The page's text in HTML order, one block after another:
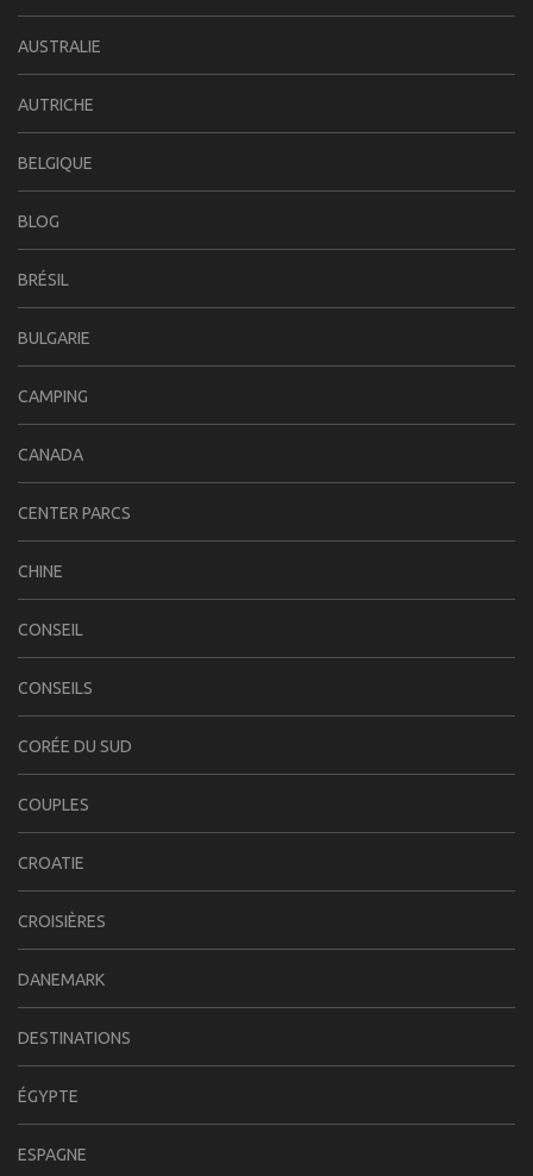
AUSTRALIE
AUTRICHE
BELGIQUE
BLOG
BRÉSIL
BULGARIE
CAMPING
CANADA
CENTER PARCS
CHINE
CONSEIL
CONSEILS
CORÉE DU SUD
COUPLES
CROATIE
CROISIÈRES
DANEMARK
DESTINATIONS
ÉGYPTE
ESPAGNE